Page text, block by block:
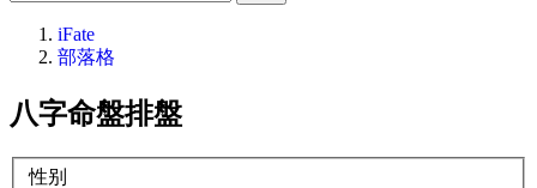
iFate
部落格
八字命盤排盤
性别